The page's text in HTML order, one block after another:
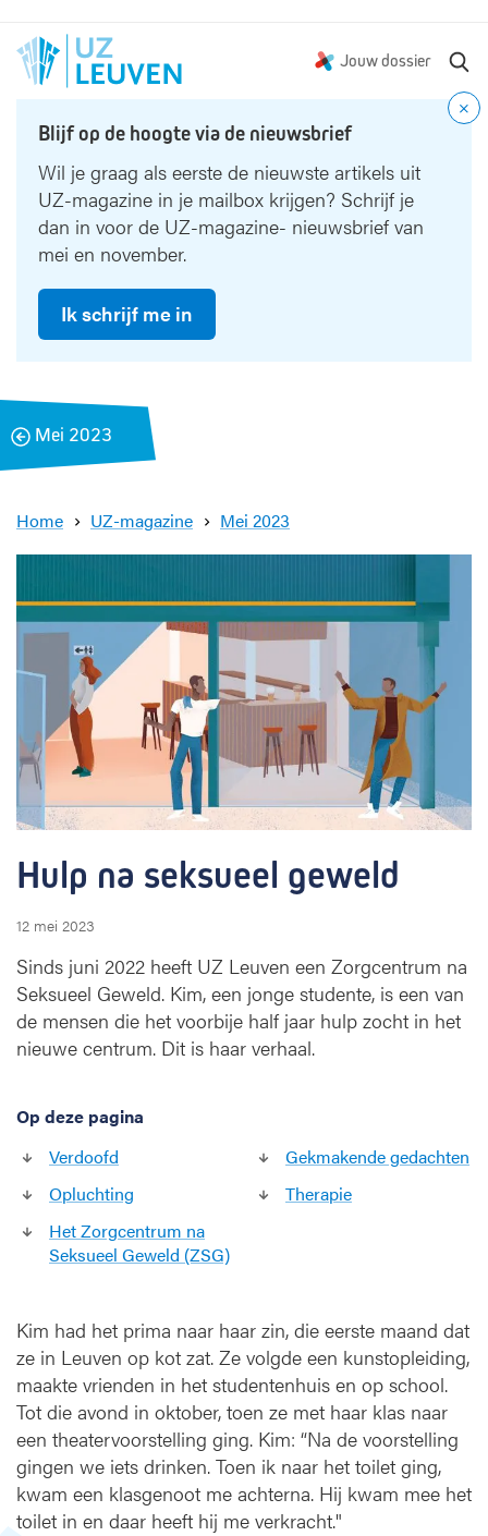
Jouw dossier
e
Blijf op de hoogte via de nieuwsbrief
Wil je graag als eerste de nieuwste artikels uit
UZ-magazine in je mailbox krijgen? Schrijf je
dan in voor de UZ-magazine- nieuwsbrief van
mei en november.
Ik schrijf me in
B
a
k
Mei 2023
Home UZ-magazine Mei 2023
u
p
n
s
e
k
s
u
e
e
g
e
l
d
Hulp na seksueel geweld
12 mei 2023
Sinds juni 2022 heeft UZ Leuven een Zorgcentrum na
Seksueel Geweld. Kim, een jonge studente, is een van
de mensen die het voorbije half jaar hulp zocht in het
nieuwe centrum. Dit is haar verhaal.
Op deze pagina
Verdoofd
Opluchting
Het Zorgcentrum na
Seksueel Geweld (ZSG)
Gekmakende gedachten
Therapie
Kim had het prima naar haar zin, die eerste maand dat
ze in Leuven op kot zat. Ze volgde een kunstopleiding,
maakte vrienden in het studentenhuis en op school.
Tot die avond in oktober, toen ze met haar klas naar
een theatervoorstelling ging. Kim: “Na de voorstelling
gingen we iets drinken. Toen ik naar het toilet ging,
kwam een klasgenoot me achterna. Hij kwam mee het
toilet in en daar heeft hij me verkracht."